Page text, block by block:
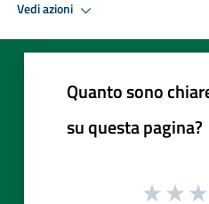
Vedi azioni
Quanto sono
su questa pagina?